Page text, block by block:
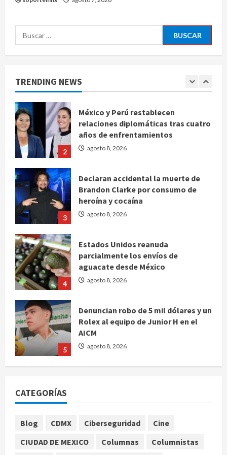
Buscar:
TRENDING NEWS
AICM
1
EE. UU. reconoce apoyo de
Sheinbaum contra el narco pero
2
México y Perú restablecen
relaciones diplomáticas tras cuatro
años de enfrentamientos
agosto 8, 2026
3
Declaran accidental la muerte de
Brandon Clarke por consumo de
heroína y cocaína
agosto 8, 2026
4
Estados Unidos reanuda
parcialmente los envíos de
aguacate desde México
agosto 8, 2026
5
Denuncian robo de 5 mil dólares y un
Rolex al equipo de Junior H en el
AICM
agosto 8, 2026
México y Perú restablecen
CATEGORÍAS
Blog CDMX Ciberseguridad
Cine
CIUDAD DE MEXICO
Columnas Columnistas